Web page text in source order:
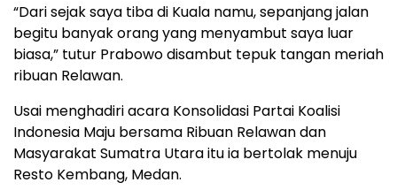
“Dari sejak saya tiba di Kuala namu, sepanjang jalan
begitu banyak orang yang menyambut saya luar
biasa,” tutur Prabowo disambut tepuk tangan meriah
ribuan Relawan.
Usai menghadiri acara Konsolidasi Partai Koalisi
Indonesia Maju bersama Ribuan Relawan dan
Masyarakat Sumatra Utara itu ia bertolak menuju
Resto Kembang, Medan.